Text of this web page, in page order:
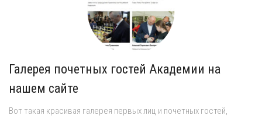
Галерея почетных гостей Академии на
нашем сайте
Вот такая красивая галерея первых лиц и почетных гостей,